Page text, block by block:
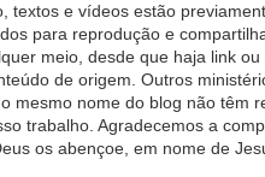
textos e vídeos estão
para reprodução e
meio, desde que haja link ou
de origem. Outros
mesmo nome do blog não têm
trabalho. Agradecemos a
os abençoe, em nome de